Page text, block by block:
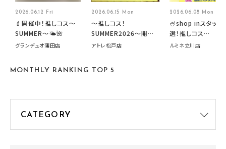
2026.06.12 Fri
💄開催中！推しコス〜
SUMMER〜🌤️🌺
グランデュオ蒲田店
2026.06.15 Mon
～推しコス！
SUMMER2026～開催
中です！
アトレ松戸店
2026.06.08 Mon
🍧shop inスタッフ
選！推しコス
summer2026開催
ルミネ立川店
MONTHLY RANKING TOP 5